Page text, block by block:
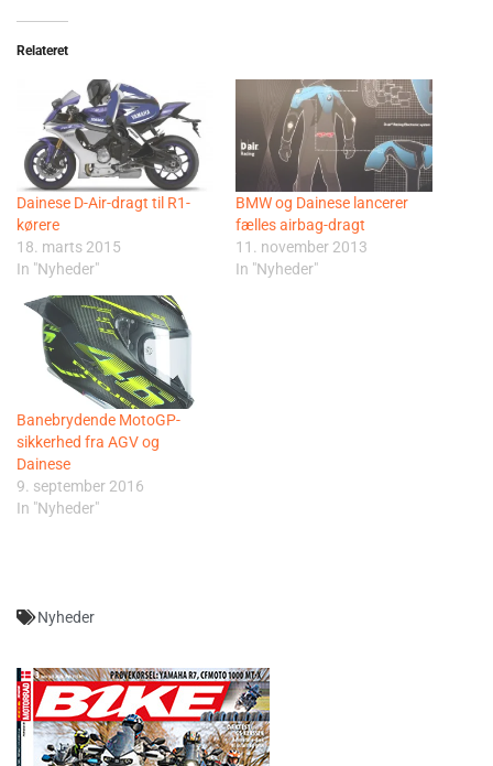
Relateret
Dainese D-Air-dragt til R1-
kørere
18. marts 2015
In "Nyheder"
BMW og Dainese lancerer
fælles airbag-dragt
11. november 2013
In "Nyheder"
Banebrydende MotoGP-
sikkerhed fra AGV og
Dainese
9. september 2016
In "Nyheder"
Nyheder